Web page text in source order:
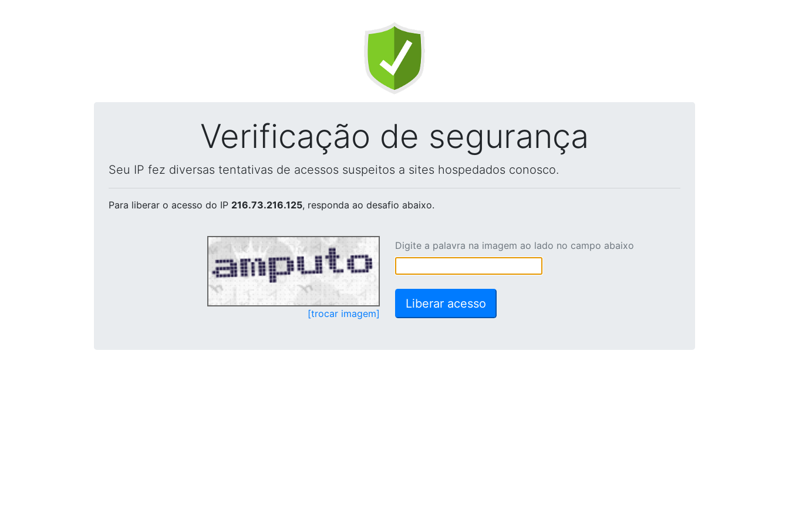
Verificação de segurança
Seu IP fez diversas tentativas de acessos suspeitos a sites hospedados conosco.
Para liberar o acesso do IP 216.73.216.125, responda ao desafio abaixo.
[trocar imagem]
Digite a palavra na imagem ao lado no campo abaixo